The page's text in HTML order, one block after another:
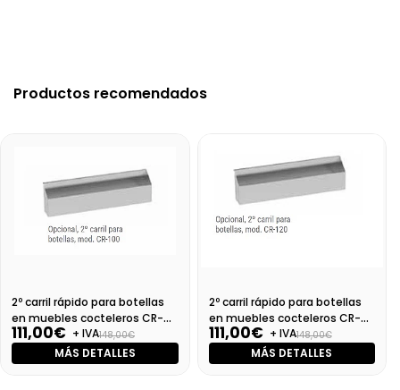
Productos recomendados
2º carril rápido para botellas
en muebles cocteleros CR-
100
111,00€ + IVA148,00€
MÁS DETALLES
2º carril rápido para botellas
en muebles cocteleros CR-
120
111,00€ + IVA148,00€
MÁS DETALLES